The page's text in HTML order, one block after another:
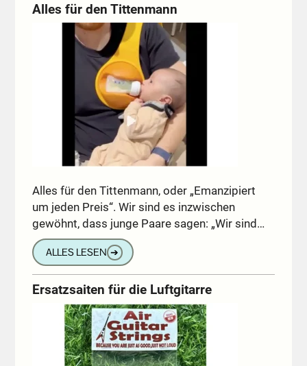
Alles für den Tittenmann
Alles für den Tittenmann, oder „Emanzipiert
um jeden Preis“. Wir sind es inzwischen
gewöhnt, dass junge Paare sagen: „Wir sind…
ALLES LESEN ➔
Ersatzsaiten für die Luftgitarre